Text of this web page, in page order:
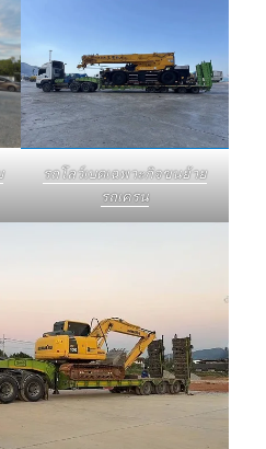
รถโลว์เบดเฉพาะกิจขนย้าย
รถเครน